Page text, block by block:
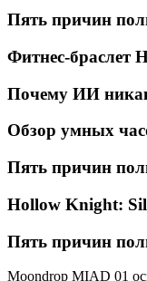
Пять причин
Фитнес-браслет
Почему ИИ никак
Обзор умных
Пять причин
Hollow Knight:
Пять причин
Moondrop MIAD 01